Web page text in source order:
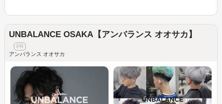
UNBALANCE OSAKA【アンバランス オオサカ】
アンバランス オオサカ